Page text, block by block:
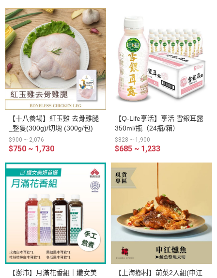
【十八養場】紅玉雞 去骨雞腿
_整隻(300g)/切塊 (300g/包)
$900 ~ 2,076
$750 ~ 1,730
【Q-Life享活】享活 雪銀耳露
350ml/瓶（24瓶/箱）
$828 ~ 1,900
$685 ~ 1,233
【澎沛】月滿花香組｜纖女美
【上海鄉村】前菜2入組(申江